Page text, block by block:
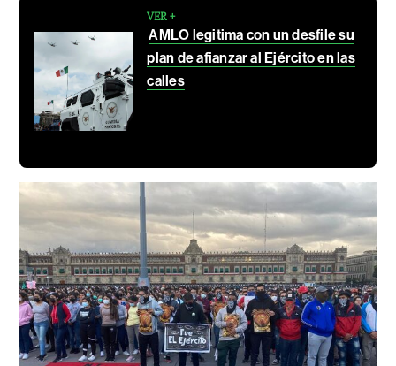
VER +
AMLO legitima con un desfile su
plan de afianzar al Ejército en las
calles